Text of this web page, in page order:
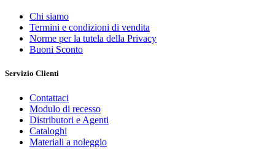
Chi siamo
Termini e condizioni di vendita
Norme per la tutela della Privacy
Buoni Sconto
Servizio Clienti
Contattaci
Modulo di recesso
Distributori e Agenti
Cataloghi
Materiali a noleggio